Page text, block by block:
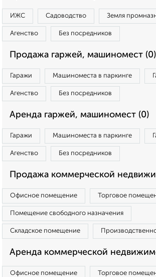
ИЖС Садоводство Земля
Агенство Без посредников
Продажа гаржей, машиномест (0)
Гаражи Машиноместа в паркинге
Агенство Без посредников
Аренда гаржей, машиномест (0)
Гаражи Машиноместа в паркинге
Агенство Без посредников
Продажа коммерческой
Офисное помещение Торговое
Помещение свободного назначения
Складское помещение
Аренда коммерческой
Офисное помещение Торговое